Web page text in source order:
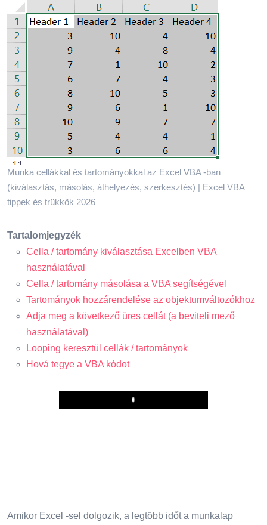
Munka cellákkal és tartományokkal az Excel VBA -ban
(kiválasztás, másolás, áthelyezés, szerkesztés) | Excel VBA
tippek és trükkök 2026
Tartalomjegyzék
Cella / tartomány kiválasztása Excelben VBA
használatával
Cella / tartomány másolása a VBA segítségével
Tartományok hozzárendelése az objektumváltozókhoz
Adja meg a következő üres cellát (a beviteli mező
használatával)
Looping keresztül cellák / tartományok
Hová tegye a VBA kódot
Play
Amikor Excel -sel dolgozik, a legtöbb időt a munkalap